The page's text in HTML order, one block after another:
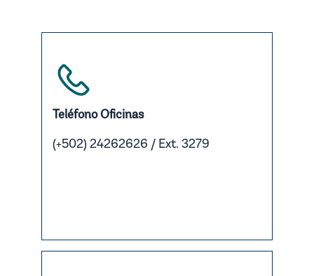
Teléfono Oficinas
(+502) 24262626 / Ext. 3279